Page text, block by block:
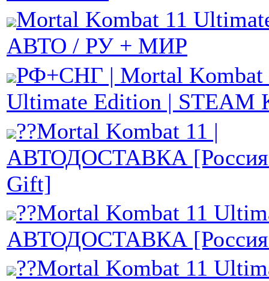
Mortal Kombat 11
АВТО / РУ + МИР
РФ+СНГ | Mortal Kombat
Ultimate Edition |
??Mortal Kombat 11 |
АВТОДОСТАВКА [Россия
Gift]
??Mortal Kombat 11
АВТОДОСТАВКА
??Mortal Kombat 11